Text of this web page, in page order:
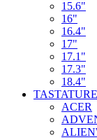
15.6"
16"
16.4"
17"
17.1"
17.3"
18.4"
TASTATURE
ACER